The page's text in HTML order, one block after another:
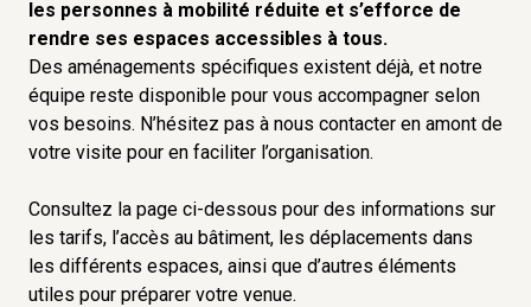
les personnes à mobilité réduite et s’efforce de
rendre ses espaces accessibles à tous.
Des aménagements spécifiques existent déjà, et notre
équipe reste disponible pour vous accompagner selon
vos besoins. N’hésitez pas à nous contacter en amont de
votre visite pour en faciliter l’organisation.
Consultez la page ci-dessous pour des informations sur
les tarifs, l’accès au bâtiment, les déplacements dans
les différents espaces, ainsi que d’autres éléments
utiles pour préparer votre venue.